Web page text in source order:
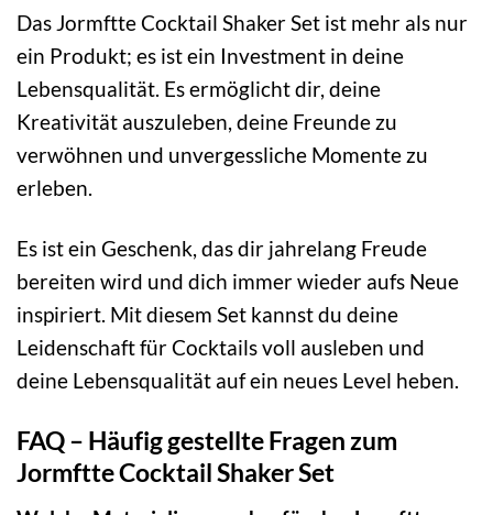
Das Jormftte Cocktail Shaker Set ist mehr als nur
ein Produkt; es ist ein Investment in deine
Lebensqualität. Es ermöglicht dir, deine
Kreativität auszuleben, deine Freunde zu
verwöhnen und unvergessliche Momente zu
erleben.
Es ist ein Geschenk, das dir jahrelang Freude
bereiten wird und dich immer wieder aufs Neue
inspiriert. Mit diesem Set kannst du deine
Leidenschaft für Cocktails voll ausleben und
deine Lebensqualität auf ein neues Level heben.
FAQ – Häufig gestellte Fragen zum
Jormftte Cocktail Shaker Set